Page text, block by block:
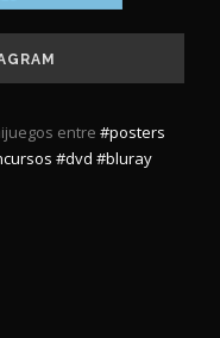
entre #posters
#dvd #bluray